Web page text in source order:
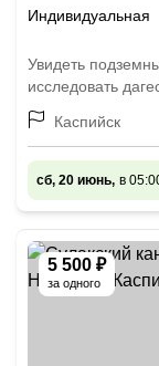
Индивидуальная
Увидеть
исследовать
Каспийск
сб, 20 июнь, в
5 500 ₽
за одного